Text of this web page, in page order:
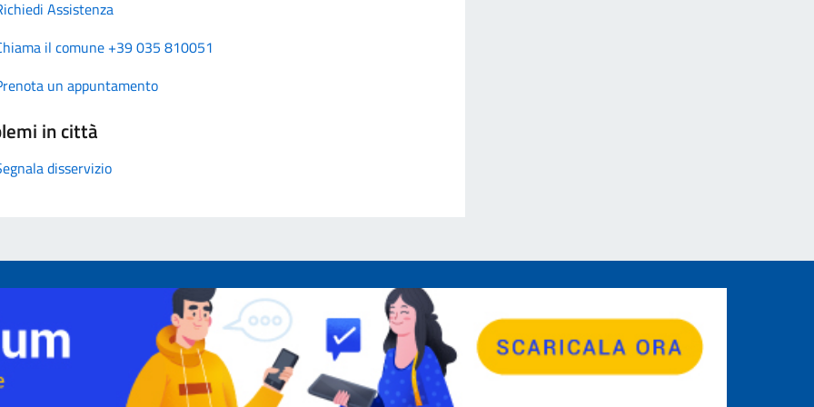
Assistenza
il comune +39 035 810051
un appuntamento
in città
disservizio